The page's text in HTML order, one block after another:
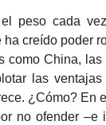
peso cada
creído poder
China,
las
¿Cómo? En
no ofender –e